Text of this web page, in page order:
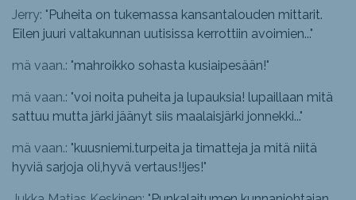
Jerry: "Puheita on tukemassa kansantalouden mittarit.
Eilen juuri valtakunnan uutisissa kerrottiin avoimien..."
mä vaan.: "mahroikko sohasta kusiaipesään!"
mä vaan.: "voi noita puheita ja lupauksia! lupaillaan mitä
sattuu mutta järki jäänyt siis maalaisjärki jonnekki..."
mä vaan.: "kuusniemi.turpeita ja timatteja ja mitä niitä
hyviä sarjoja oli,hyvä vertaus!!jes!"